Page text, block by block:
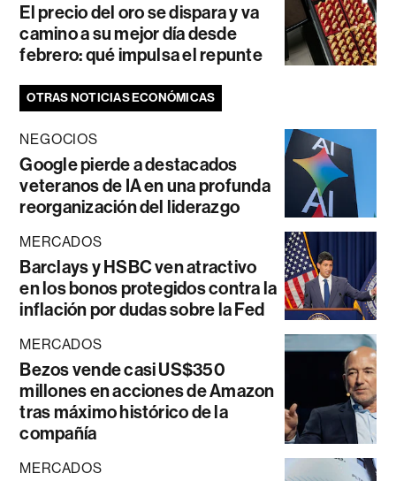
El precio del oro se dispara y va
camino a su mejor día desde
febrero: qué impulsa el repunte
OTRAS NOTICIAS ECONÓMICAS
NEGOCIOS
Google pierde a destacados
veteranos de IA en una profunda
reorganización del liderazgo
MERCADOS
Barclays y HSBC ven atractivo
en los bonos protegidos contra la
inflación por dudas sobre la Fed
MERCADOS
Bezos vende casi US$350
millones en acciones de Amazon
tras máximo histórico de la
compañía
MERCADOS